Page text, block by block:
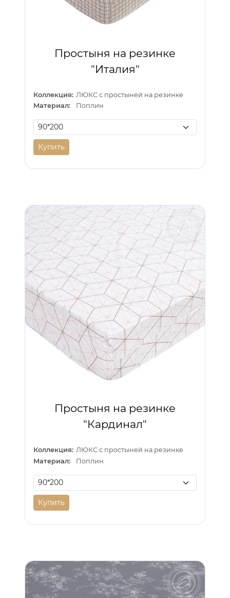
Простыня на резинке
"Италия"
Коллекция: ЛЮКС с простыней на резинке
Материал:
Поплин
Купить
Простыня на резинке
"Кардинал"
Коллекция: ЛЮКС с простыней на резинке
Материал:
Поплин
Купить